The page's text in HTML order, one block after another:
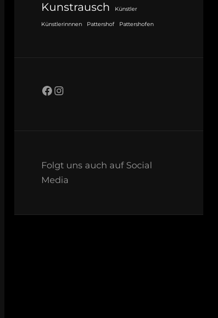
Kunstrausch Künstler
Künstlerinnnen Pattershof Pattershofen
Facebook
Instagram
Folgt uns auch auf Social
Media